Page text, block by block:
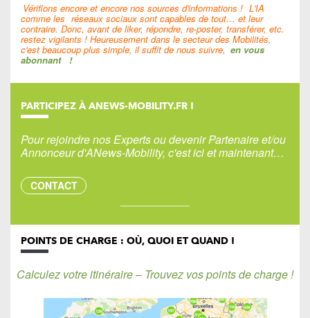
Vérifions encore et encore nos sources d'informations ! L'IA
comme les réseaux sociaux sont capables de tout… et leur
contraire. Donc, avant de liker, répondre, re-poster, transférer, etc.
restez vigilants ! Heureusement dans le secteur des Mobilités,
c'est beaucoup plus simple, il suffit de nous suivre, en vous
abonnant !
PARTICIPEZ À ANEWS-MOBILITY.FR !
Pour rejoindre nos Experts ou devenir Partenaire et/ou
Annonceur d'ANews-Mobility, c'est ici et maintenant…
CONTACT
POINTS DE CHARGE : OÙ, QUOI ET QUAND !
Calculez votre itinéraire – Trouvez vos points de charge !